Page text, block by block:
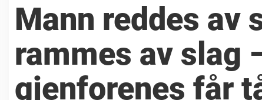
Mann reddes av
rammes av slag
gjenforenes får